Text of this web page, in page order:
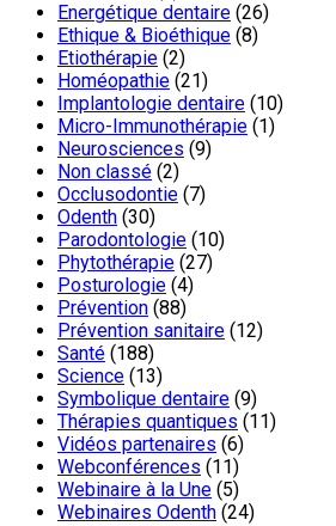
Energétique dentaire (26)
Ethique & Bioéthique (8)
Etiothérapie (2)
Homéopathie (21)
Implantologie dentaire (10)
Micro-Immunothérapie (1)
Neurosciences (9)
Non classé (2)
Occlusodontie (7)
Odenth (30)
Parodontologie (10)
Phytothérapie (27)
Posturologie (4)
Prévention (88)
Prévention sanitaire (12)
Santé (188)
Science (13)
Symbolique dentaire (9)
Thérapies quantiques (11)
Vidéos partenaires (6)
Webconférences (11)
Webinaire à la Une (5)
Webinaires Odenth (24)